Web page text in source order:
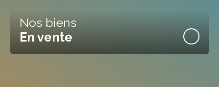
Nos biens
En vente